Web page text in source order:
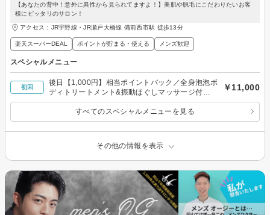
【あなたの背中！意外に異性から見られてますよ！】美肌や脱毛にこだわりたいお客
様にピッタリのサロン！
アクセス：JR宇野線・JR瀬戸大橋線 備前西市駅 徒歩13分
楽天スーパーDEAL ポイントが貯まる・使える メンズ歓迎
スペシャルメニュー
初回
後日【1,000円】相当ポイントバック／全身泡泡ボ
ディトリートメント&振動ほぐしマッサージ付
（60分）新規限定 11,000円
￥11,000
すべてのスペシャルメニューを見る
その他の情報を表示